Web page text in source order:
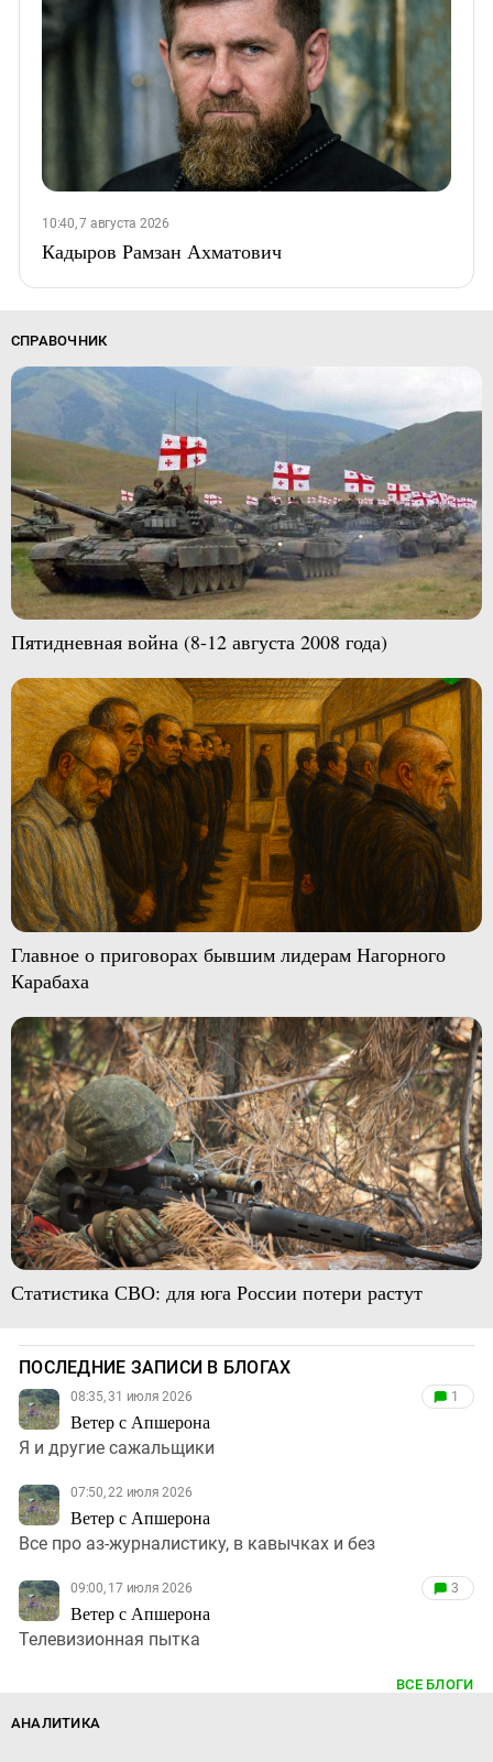
10:40, 7 августа 2026
Кадыров Рамзан Ахматович
СПРАВОЧНИК
Пятидневная война (8-12 августа 2008 года)
Главное о приговорах бывшим лидерам Нагорного
Карабаха
Статистика СВО: для юга России потери растут
ПОСЛЕДНИЕ ЗАПИСИ В БЛОГАХ
08:35, 31 июля 2026
Ветер с Апшерона
1
Я и другие сажальщики
07:50, 22 июля 2026
Ветер с Апшерона
Все про аз-журналистику, в кавычках и без
09:00, 17 июля 2026
Ветер с Апшерона
3
Телевизионная пытка
ВСЕ БЛОГИ
АНАЛИТИКА